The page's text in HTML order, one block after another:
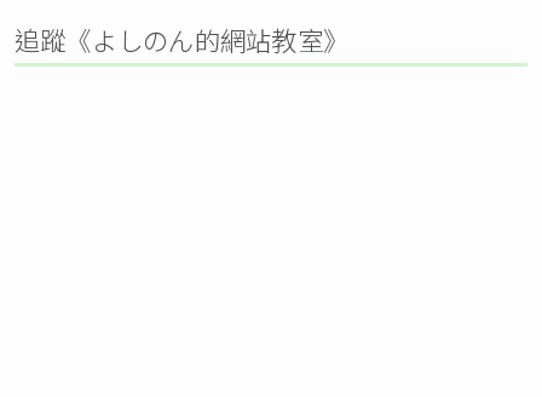
追蹤《よしのん的網站教室》